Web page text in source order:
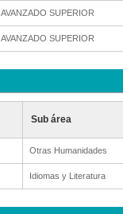
AVANZADO SUPERIOR
AVANZADO SUPERIOR
Sub área
Otras Humanidades
Idiomas y Literatura